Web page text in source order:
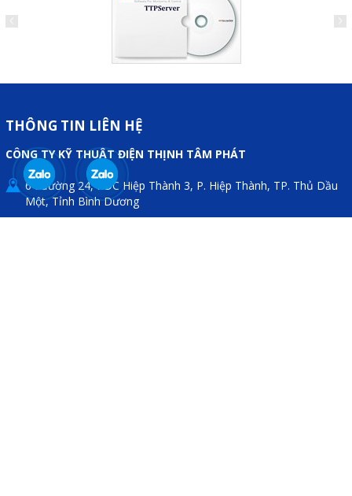
THÔNG TIN LIÊN HỆ
CÔNG TY KỸ THUẬT ĐIỆN THỊNH TÂM PHÁT
64 đường 24, KDC Hiệp Thành 3, P. Hiệp Thành, TP. Thủ Dầu
Một, Tỉnh Bình Dương